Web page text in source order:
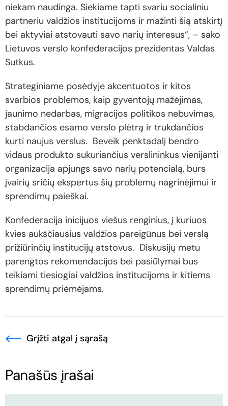
niekam naudinga. Siekiame tapti svariu socialiniu
partneriu valdžios institucijoms ir mažinti šią atskirtį
bei aktyviai atstovauti savo narių interesus“, – sako
Lietuvos verslo konfederacijos prezidentas Valdas
Sutkus.
Strateginiame posėdyje akcentuotos ir kitos
svarbios problemos, kaip gyventojų mažėjimas,
jaunimo nedarbas, migracijos politikos nebuvimas,
stabdančios esamo verslo plėtrą ir trukdančios
kurti naujus verslus. Beveik penktadalį bendro
vidaus produkto sukuriančius verslininkus vienijanti
organizacija apjungs savo narių potencialą, burs
įvairių sričių ekspertus šių problemų nagrinėjimui ir
sprendimų paieškai.
Konfederacija inicijuos viešus renginius, į kuriuos
kvies aukščiausius valdžios pareigūnus bei verslą
prižiūrinčių institucijų atstovus. Diskusijų metu
parengtos rekomendacijos bei pasiūlymai bus
teikiami tiesiogiai valdžios institucijoms ir kitiems
sprendimų priėmėjams.
Grįžti atgal į sąrašą
Panašūs įrašai